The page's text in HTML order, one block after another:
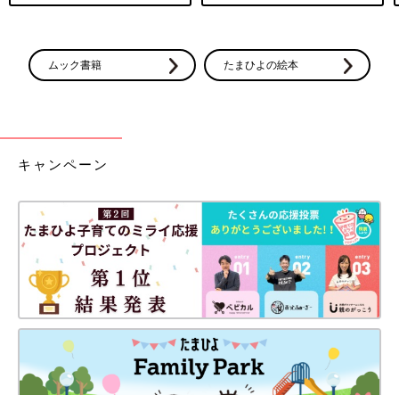
女の存在
けでなく、胎動からも妹の存在を感じられた長女でした。
※この記事は個人の体験記です。
【妊娠32週】赤ちゃんのエコー写真・超
音波写真まとめ
ママライターのみなさんの妊娠出産体験談から
妊娠32週の赤ちゃんのエコー写真を集めまし
た。
【妊娠34週】赤ちゃんのエコー写真・超
音波写真まとめ
ムック書籍 たまひよの絵本
キャンペーン